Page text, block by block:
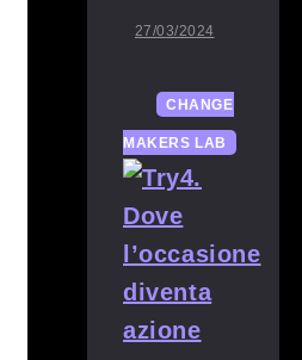
27/03/2024
CHANGE
MAKERS LAB